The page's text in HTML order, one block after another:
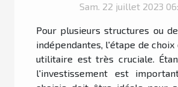
Sam. 22 juillet 2023
Pour plusieurs structures ou
indépendantes, l'étape de choix
utilitaire est très cruciale.
l'investissement est